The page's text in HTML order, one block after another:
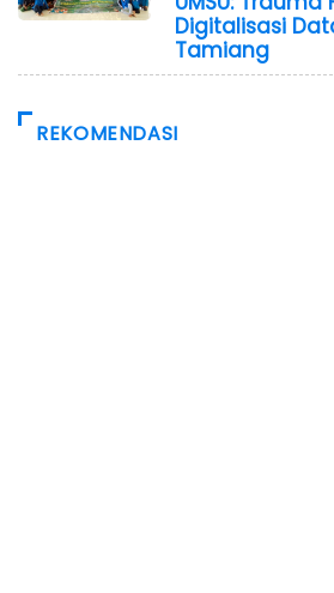
Digitalisasi
Tamiang
REKOMENDASI